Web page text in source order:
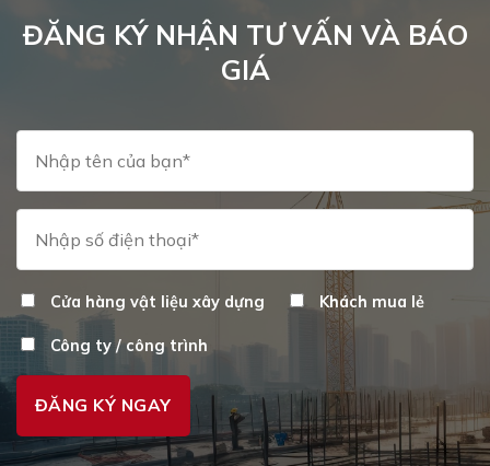
ĐĂNG KÝ NHẬN TƯ VẤN VÀ BÁO
GIÁ
Cửa hàng vật liệu xây dựng Khách mua lẻ
Công ty / công trình